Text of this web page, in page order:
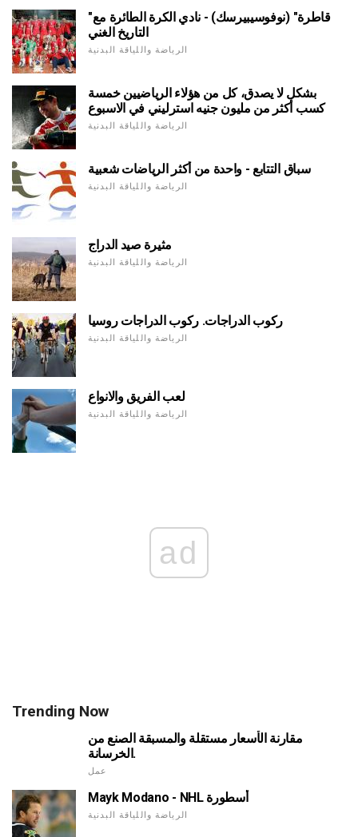
"قاطرة" (نوفوسيبيرسك) - نادي الكرة الطائرة مع
التاريخ الغني
الرياضة واللياقة البدنية
بشكل لا يصدق، كل من هؤلاء الرياضيين خمسة
كسب أكثر من مليون جنيه استرليني في الاسبوع
الرياضة واللياقة البدنية
سباق التتابع - واحدة من أكثر الرياضات شعبية
الرياضة واللياقة البدنية
مثيرة صيد الدراج
الرياضة واللياقة البدنية
ركوب الدراجات. ركوب الدراجات روسيا
الرياضة واللياقة البدنية
لعب الفريق والانواع
الرياضة واللياقة البدنية
ad
Trending Now
مقارنة الأسعار مستقلة والمسبقة الصنع من
الخرسانة.
عمل
Mayk Modano - NHL أسطورة
الرياضة واللياقة البدنية